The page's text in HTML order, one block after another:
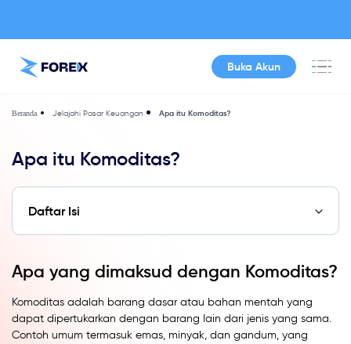
Buka Akun
Beranda Jelajahi Pasar Keuangan Apa itu Komoditas?
Apa itu Komoditas?
Daftar Isi
Apa yang dimaksud dengan Komoditas?
Komoditas adalah barang dasar atau bahan mentah yang
dapat dipertukarkan dengan barang lain dari jenis yang sama.
Contoh umum termasuk emas, minyak, dan gandum, yang